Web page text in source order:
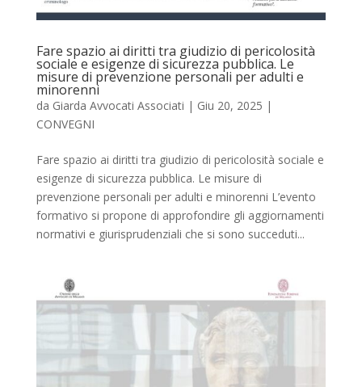
Fare spazio ai diritti tra giudizio di pericolosità
sociale e esigenze di sicurezza pubblica. Le
misure di prevenzione personali per adulti e
minorenni
da Giarda Avvocati Associati | Giu 20, 2025 |
CONVEGNI
Fare spazio ai diritti tra giudizio di pericolosità sociale e
esigenze di sicurezza pubblica. Le misure di
prevenzione personali per adulti e minorenni L’evento
formativo si propone di approfondire gli aggiornamenti
normativi e giurisprudenziali che si sono succeduti...